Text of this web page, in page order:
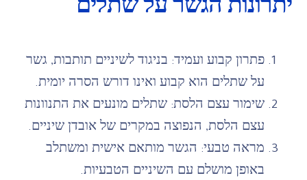
יתרונות הגשר על שתלים
פתרון קבוע ועמיד: בניגוד לשיניים תותבות, גשר
על שתלים הוא קבוע ואינו דורש הסרה יומית.
שימור עצם הלסת: שתלים מונעים את התנוונות
עצם הלסת, הנפוצה במקרים של אובדן שיניים.
מראה טבעי: הגשר מותאם אישית ומשתלב
באופן מושלם עם השיניים הטבעיות.